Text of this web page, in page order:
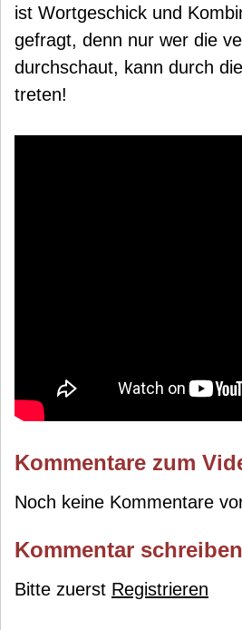
ist Wortgeschick und
gefragt, denn nur wer die
durchschaut, kann durch
treten!
Kommentare zum
Noch keine Kommentare
Kommentar
Bitte zuerst Registrieren